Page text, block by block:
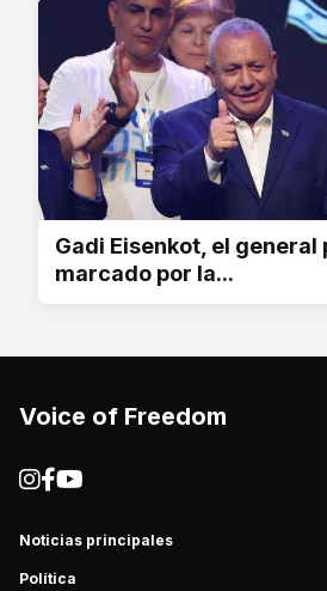
Gadi Eisenkot, el general
marcado por la...
Voice of Freedom
Noticias principales
Política